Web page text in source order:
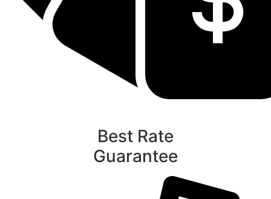
Best Rate
Guarantee